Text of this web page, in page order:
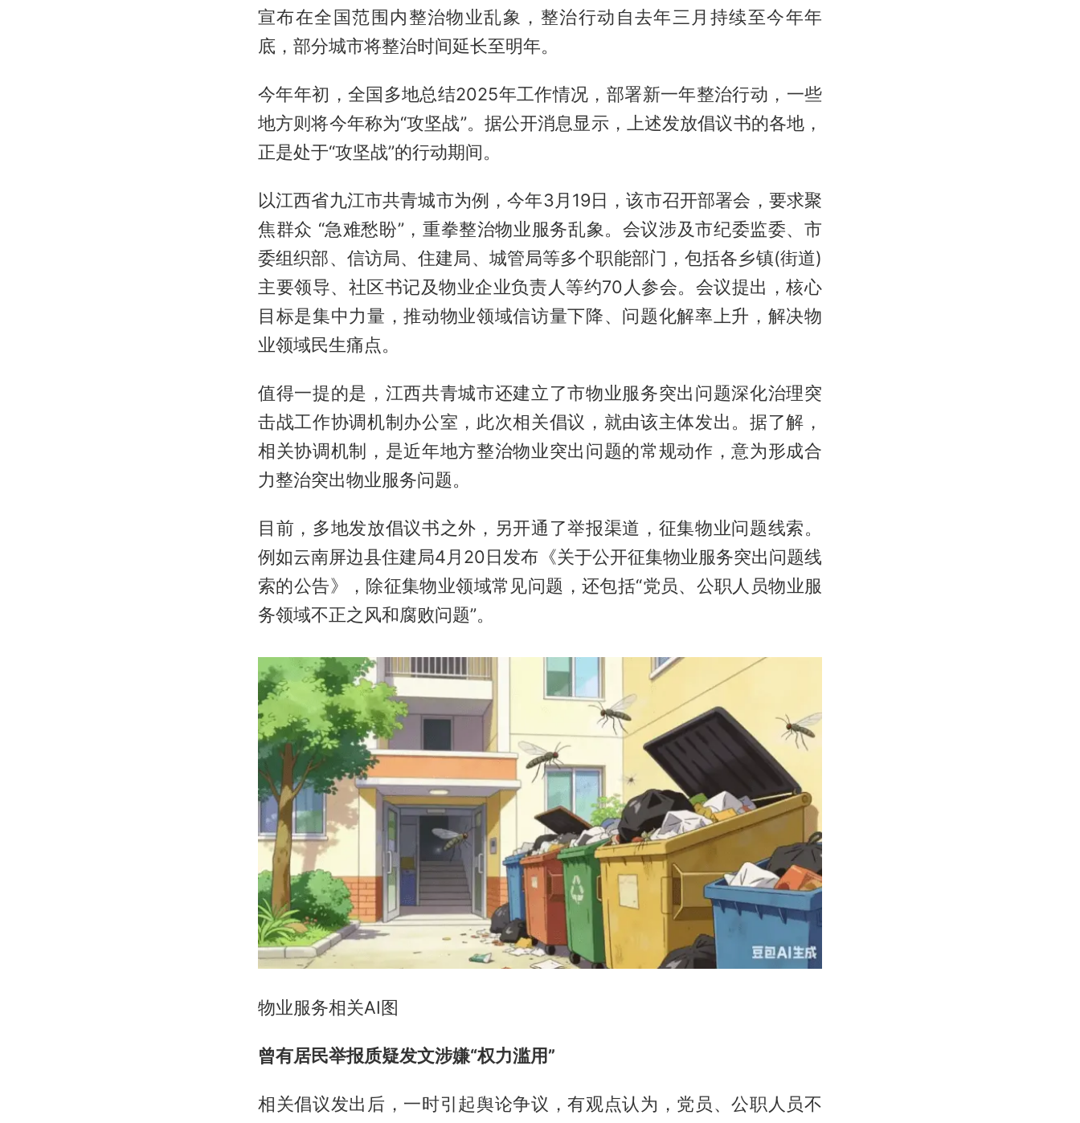
宣布在全国范围内整治物业乱象，整治行动自去年三月持续至今年年
底，部分城市将整治时间延长至明年。
今年年初，全国多地总结2025年工作情况，部署新一年整治行动，一些
地方则将今年称为“攻坚战”。据公开消息显示，上述发放倡议书的各地，
正是处于“攻坚战”的行动期间。
以江西省九江市共青城市为例，今年3月19日，该市召开部署会，要求聚
焦群众 “急难愁盼”，重拳整治物业服务乱象。会议涉及市纪委监委、市
委组织部、信访局、住建局、城管局等多个职能部门，包括各乡镇(街道)
主要领导、社区书记及物业企业负责人等约70人参会。会议提出，核心
目标是集中力量，推动物业领域信访量下降、问题化解率上升，解决物
业领域民生痛点。
值得一提的是，江西共青城市还建立了市物业服务突出问题深化治理突
击战工作协调机制办公室，此次相关倡议，就由该主体发出。据了解，
相关协调机制，是近年地方整治物业突出问题的常规动作，意为形成合
力整治突出物业服务问题。
目前，多地发放倡议书之外，另开通了举报渠道，征集物业问题线索。
例如云南屏边县住建局4月20日发布《关于公开征集物业服务突出问题线
索的公告》，除征集物业领域常见问题，还包括“党员、公职人员物业服
务领域不正之风和腐败问题”。
物业服务相关AI图
曾有居民举报质疑发文涉嫌“权力滥用”
相关倡议发出后，一时引起舆论争议，有观点认为，党员、公职人员不